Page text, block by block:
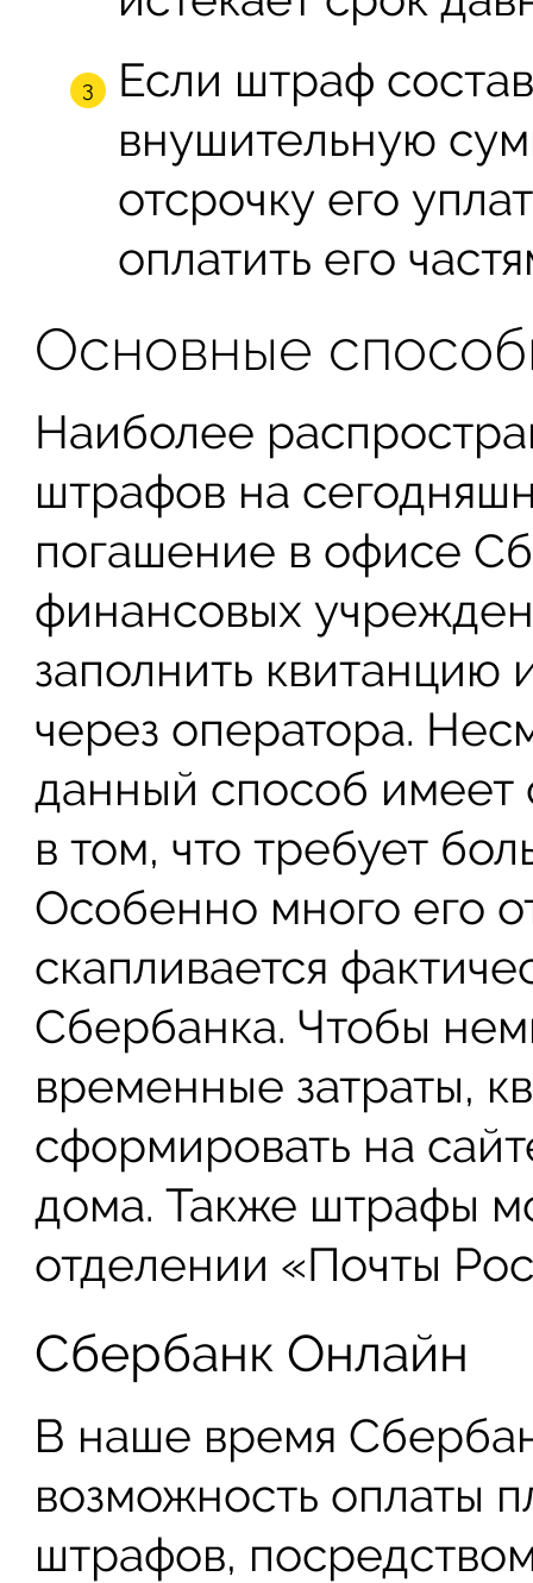
Если штраф
внушительную
отсрочку его
оплатить его
Основные
Наиболее
штрафов на
погашение в офисе
финансовых
заполнить
через оператора.
данный способ имеет
в том, что требует
Особенно много его
скапливается
Сбербанка. Чтобы
временные затраты,
сформировать на
дома. Также штрафы
отделении «Почты
Сбербанк Онлайн
В наше время
возможность оплаты
штрафов,